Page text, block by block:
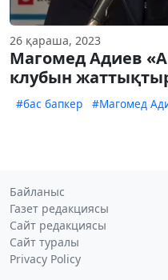
26 қараша, 2023
Магомед Адиев
клубын
#бас бапкер #Магомед
Байланыс
Газет редакциясы
Сайт редакциясы
Сайт туралы
Privacy Policy